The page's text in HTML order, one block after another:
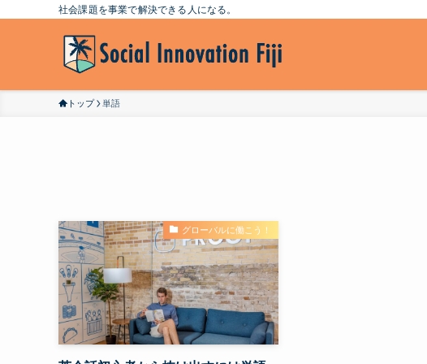
社会課題を事業で解決できる人になる。
トップ 単語
グローバルに働こう！